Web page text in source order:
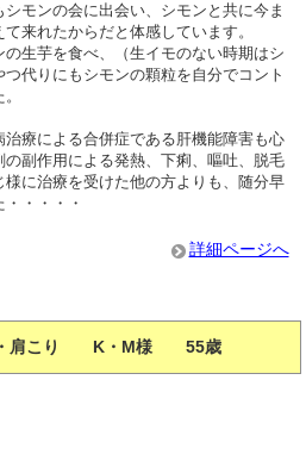
モンの会に出会い、シモンと共に今ま
来れたからだと体感しています。
生芋を食べ、（生イモのない時期はシ
代りにもシモンの顆粒を自分でコント
療による合併症である肝機能障害も心
副作用による発熱、下痢、嘔吐、脱毛
に治療を受けた他の方よりも、随分早
・・・・
詳細ページへ
肩こり K・M様 55歳